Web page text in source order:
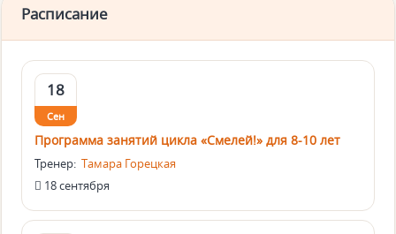
Расписание
18
Сен
Программа занятий цикла «Смелей!» для 8-10 лет
Тренер: Тамара Горецкая
18 сентября